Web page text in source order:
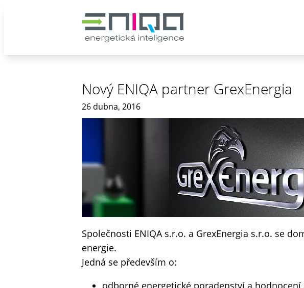
Nový ENIQA partner GrexEnergia
26 dubna, 2016
Společnosti ENIQA s.r.o. a GrexEnergia s.r.o. se
energie.
Jedná se především o:
odborné energetické poradenství a